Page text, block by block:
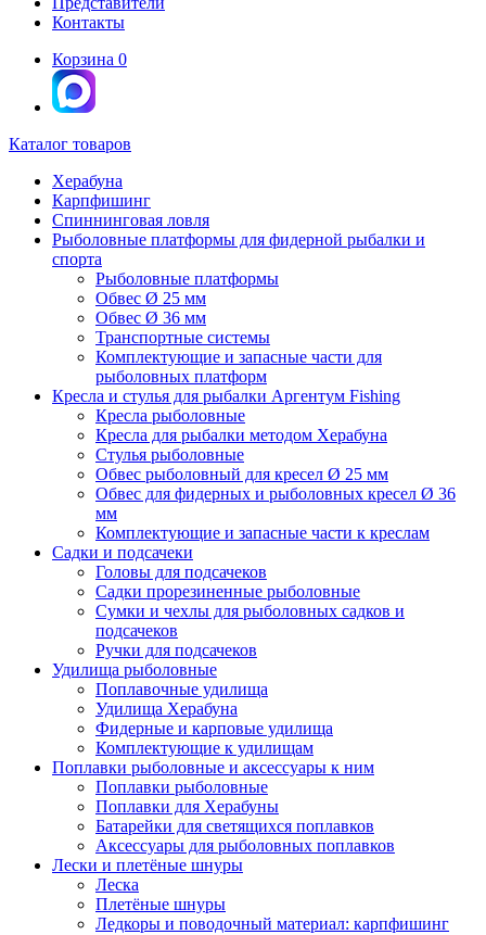
Контакты
Корзина 0
Каталог товаров
Херабуна
Карпфишинг
Спиннинговая ловля
Рыболовные платформы для фидерной рыбалки и
спорта
Рыболовные платформы
Обвес Ø 25 мм
Обвес Ø 36 мм
Транспортные системы
Комплектующие и запасные части для
рыболовных платформ
Кресла и стулья для рыбалки Аргентум Fishing
Кресла рыболовные
Кресла для рыбалки методом Херабуна
Стулья рыболовные
Обвес рыболовный для кресел Ø 25 мм
Обвес для фидерных и рыболовных кресел Ø 36
мм
Комплектующие и запасные части к креслам
Садки и подсачеки
Головы для подсачеков
Садки прорезиненные рыболовные
Сумки и чехлы для рыболовных садков и
подсачеков
Ручки для подсачеков
Удилища рыболовные
Поплавочные удилища
Удилища Херабуна
Фидерные и карповые удилища
Комплектующие к удилищам
Поплавки рыболовные и аксессуары к ним
Поплавки рыболовные
Поплавки для Херабуны
Батарейки для светящихся поплавков
Аксессуары для рыболовных поплавков
Лески и плетёные шнуры
Леска
Плетёные шнуры
Ледкоры и поводочный материал: карпфишинг